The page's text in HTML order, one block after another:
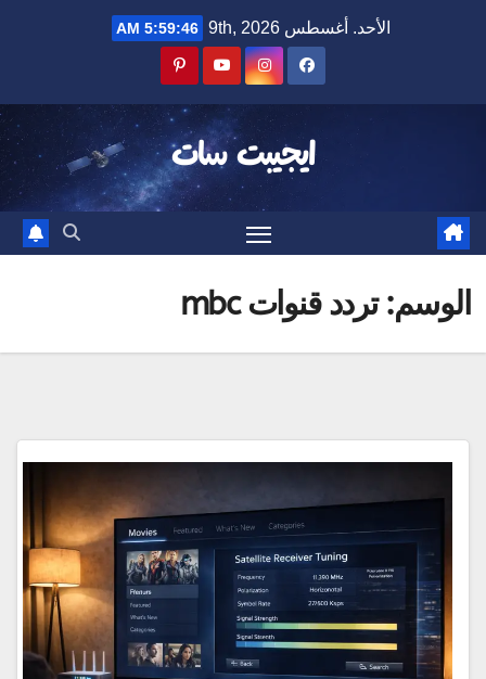
الأحد. أغسطس 9th, 2026 5:59:46 AM
ايجيبت سات
الوسم:تردد قنوات mbc